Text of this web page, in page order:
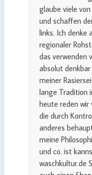
glaube viele
und schaffen
links. Ich denke
regionaler
das verwenden
absolut
meiner
lange Tradition
heute reden
die durch
anderes
meine
und co. ist
waschkultur.de